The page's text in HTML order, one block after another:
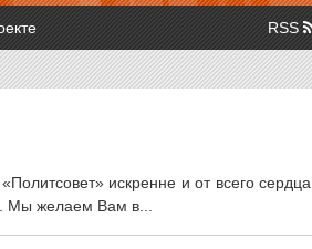
RSS
искренне и от всего сердца
Мы желаем Вам в...